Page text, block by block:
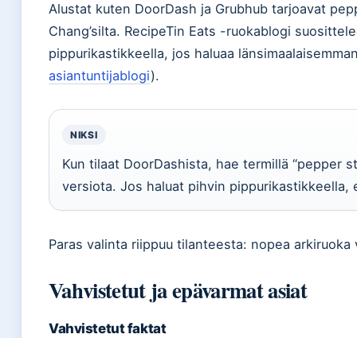
Alustat kuten DoorDash ja Grubhub tarjoavat
Chang’silta. RecipeTin Eats -ruokablogi
pippurikastikkeella, jos haluaa
asiantuntijablogi).
NIKSI
Kun tilaat DoorDashista, hae termillä “pepper
versiota. Jos haluat pihvin pippurikastikkeella,
Paras valinta riippuu tilanteesta: nopea arkiruoka
Vahvistetut ja epävarmat asiat
Vahvistetut faktat